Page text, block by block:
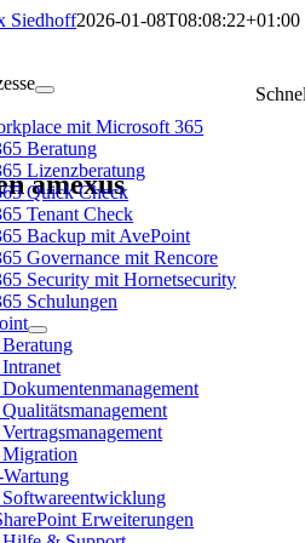
mit Microsoft 365
Beratung
Lizenzberatung
Quick Check
Tenant Check
Backup mit AvePoint
Governance mit Rencore
Security mit Hornetsecurity
Schulungen
Migration
Wartung
Softwareentwicklung
Erweiterungen
Siedhoff2026-01-08T08:08:22+01:00
amexus